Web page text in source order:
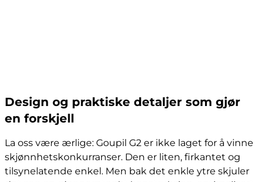
Design og praktiske detaljer som gjør
en forskjell
La oss være ærlige: Goupil G2 er ikke laget for å vinne
skjønnhetskonkurranser. Den er liten, firkantet og
tilsynelatende enkel. Men bak det enkle ytre skjuler